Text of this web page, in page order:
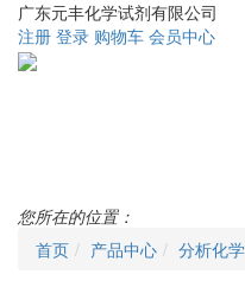
广东元丰化学试剂有限公司
注册 登录 购物车 会员中心
您所在的位置：
首页
产品中心 分析化学